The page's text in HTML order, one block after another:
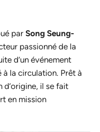
par Song Seung-
passionné de la
d’un événement
la circulation. Prêt à
il se fait
en mission